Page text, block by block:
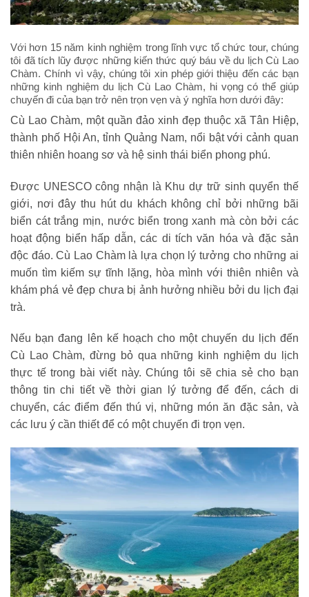
Với hơn 15 năm kinh nghiệm trong lĩnh vực tổ chức tour, chúng
tôi đã tích lũy được những kiến thức quý báu về du lịch Cù Lao
Chàm. Chính vì vậy, chúng tôi xin phép giới thiệu đến các bạn
những kinh nghiệm du lịch Cù Lao Chàm, hi vọng có thể giúp
chuyến đi của bạn trở nên trọn vẹn và ý nghĩa hơn dưới đây:
Cù Lao Chàm, một quần đảo xinh đẹp thuộc xã Tân Hiệp,
thành phố Hội An, tỉnh Quảng Nam, nổi bật với cảnh quan
thiên nhiên hoang sơ và hệ sinh thái biển phong phú.
Được UNESCO công nhận là Khu dự trữ sinh quyển thế
giới, nơi đây thu hút du khách không chỉ bởi những bãi
biển cát trắng mịn, nước biển trong xanh mà còn bởi các
hoạt động biển hấp dẫn, các di tích văn hóa và đặc sản
độc đáo. Cù Lao Chàm là lựa chọn lý tưởng cho những ai
muốn tìm kiếm sự tĩnh lặng, hòa mình với thiên nhiên và
khám phá vẻ đẹp chưa bị ảnh hưởng nhiều bởi du lịch đại
trà.
Nếu bạn đang lên kế hoạch cho một chuyến du lịch đến
Cù Lao Chàm, đừng bỏ qua những kinh nghiệm du lịch
thực tế trong bài viết này. Chúng tôi sẽ chia sẻ cho bạn
thông tin chi tiết về thời gian lý tưởng để đến, cách di
chuyển, các điểm đến thú vị, những món ăn đặc sản, và
các lưu ý cần thiết để có một chuyến đi trọn vẹn.